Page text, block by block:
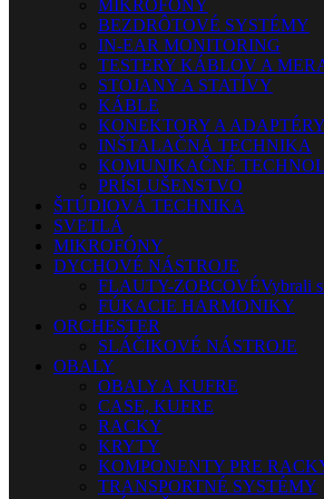
MIKROFÓNY
BEZDRÔTOVÉ SYSTÉMY
IN-EAR MONITORING
TESTERY KÁBLOV A
STOJANY A STATÍVY
KÁBLE
KONEKTORY A ADAPTÉRY
INŠTALAČNÁ TECHNIKA
KOMUNIKAČNÉ
PRÍSLUŠENSTVO
ŠTÚDIOVÁ TECHNIKA
SVETLÁ
MIKROFÓNY
DYCHOVÉ NÁSTROJE
FLAUTY-ZOBCOVÉVybrali
FÚKACIE HARMONIKY
ORCHESTER
SLÁČIKOVÉ NÁSTROJE
OBALY
OBALY A KUFRE
CASE, KUFRE
RACKY
KRYTY
KOMPONENTY PRE
TRANSPORTNÉ SYSTÉMY